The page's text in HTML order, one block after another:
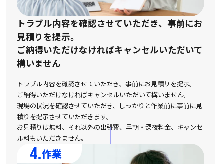
トラブル内容を確認させていただき、事前にお
見積りを提示。
ご納得いただけなければキャンセルいただいて
構いません
トラブル内容を確認させていただき、事前にお見積りを提示。
ご納得いただけなければキャンセルいただいて構いません。
現場の状況を確認させていただき、しっかりと作業前に事前に見
積りを提示させていただきます。
お見積りは無料、それ以外の出張費、早朝・深夜料金、キャンセ
ル料もいただきません。
4.作業